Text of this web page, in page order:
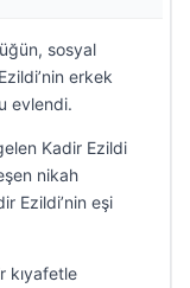
sosyal
erkek
evlendi.
Kadir Ezildi
nikah
Ezildi’nin eşi
kıyafetle